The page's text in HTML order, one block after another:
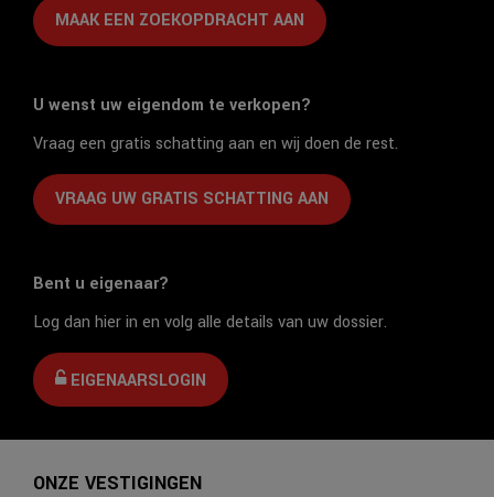
ONZE VESTIGINGEN
MAAK EEN ZOEKOPDRACHT AAN
U wenst uw eigendom te verkopen?
Vraag een gratis schatting aan en wij doen de rest.
VRAAG UW GRATIS SCHATTING AAN
Bent u eigenaar?
Log dan hier in en volg alle details van uw dossier.
EIGENAARSLOGIN